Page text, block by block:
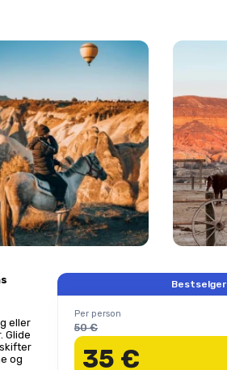
eller
Glide
og
Bestselger
Per person
50 €
35 €